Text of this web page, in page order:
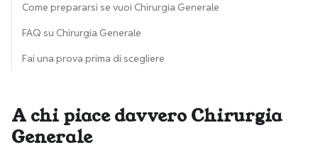
Come prepararsi se vuoi Chirurgia Generale
FAQ su Chirurgia Generale
Fai una prova prima di scegliere
A chi piace davvero Chirurgia
Generale